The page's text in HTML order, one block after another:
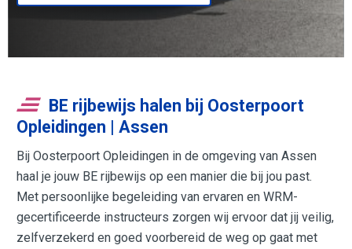
BE rijbewijs halen bij Oosterpoort
Opleidingen | Assen
Bij Oosterpoort Opleidingen in de omgeving van Assen
haal je jouw BE rijbewijs op een manier die bij jou past.
Met persoonlijke begeleiding van ervaren en WRM-
gecertificeerde instructeurs zorgen wij ervoor dat jij veilig,
zelfverzekerd en goed voorbereid de weg op gaat met